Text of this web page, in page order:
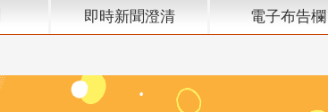
即時新聞澄清 電子布告欄